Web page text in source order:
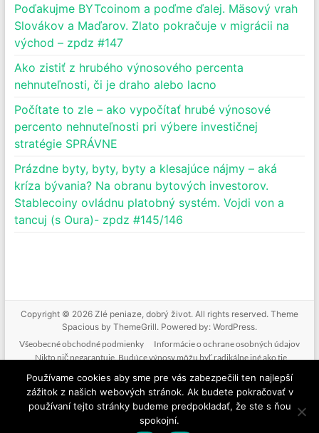
Poďakujme BYTcoinom a poďme ďalej. Mäsový vrah
Slovákov a Maďarov. Zlato pokračuje v migrácii na
východ – zpdz #147
Ako zistiť z hrubého výnosového percenta
nehnuteľnosti, či je draho alebo lacno
Počítate to zle – ako vypočítať hrubé výnosové
percento nehnuteľnosti pri výbere investičnej
stratégie SPRÁVNE
Prázdne byty, byty, byty a klesajúce nájmy – aká
kríza bývania? Na obranu bytových investorov.
Stablecoiny ovládnu platobný systém. Vojdi von a
tancuj (s Oura)- zpdz #145/146
Copyright © 2026 Zlé peniaze, dobrý život. All rights reserved. Theme
Spaciousby ThemeGrill. Powered by: WordPress.
Všeobecné obchodné podmienky
Informácie o ochrane osobných údajov
Nikto nič negarantuje. Budúce výnosy môžu byť radikálne iné ako tie
doterajšie. Nikto nevie predpovedať budúcnosť. Tak ako nebudeme mať podiel
na vašich ziskoch, nenesieme zodpovednosť ani za vaše straty. Poskytované
informácie nie sú investičným odporúčaním. Nič z toho, čo je na tejto stránke, v
mailoch, v produktoch alebo službách nie je žiadnou formou finančného
poradenstva. Ide o komentovanie a vzdelávanie.
Používame cookies aby sme pre vás zabezpečili ten najlepší
zážitok z našich webových stránok. Ak budete pokračovať v
používaní tejto stránky budeme predpokladať, že ste s ňou
spokojní.